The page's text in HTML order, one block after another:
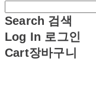
Search 검색
Log In 로그인
Cart장바구니